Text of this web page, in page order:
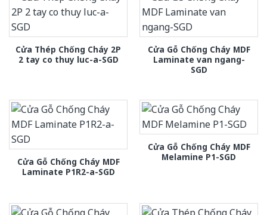
Cửa Thép Chống Cháy 2P
2 tay co thuy luc-a-SGD
Cửa Gỗ Chống Cháy MDF
Laminate van ngang-
SGD
Cửa Gỗ Chống Cháy MDF
Laminate P1R2-a-SGD
Cửa Gỗ Chống Cháy MDF
Melamine P1-SGD